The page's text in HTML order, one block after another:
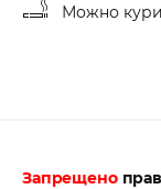
Можно
Запрещено